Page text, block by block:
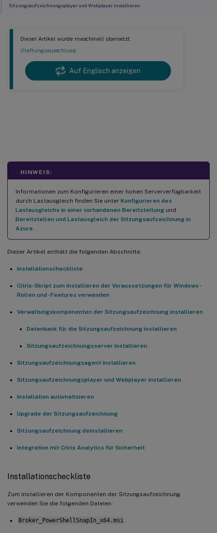
Dieser Artikel wurde maschinell übersetzt.
(Haftungsausschluss)
Auf Englisch anzeigen
HINWEIS:
Informationen zum Konfigurieren einer hohen Serververfügbarkeit
durch Lastausgleich finden Sie unter Konfigurieren des
Lastausgleichs in einer vorhandenen Bereitstellung und
Bereitstellen und Lastausgleich der Sitzungsaufzeichnung in
Azure
Dieser Artikel enthält die folgenden Abschnitte:
Installationscheckliste
Citrix-Skript zum Installieren der Voraussetzungen für Windows-
Rollen und -Features verwenden
Verwaltungskomponenten der Sitzungsaufzeichnung installieren
Datenbank für die Sitzungsaufzeichnung installieren
Sitzungsaufzeichnungsserver installieren
Sitzungsaufzeichnungsagent installieren
Sitzungsaufzeichnungsplayer und Webplayer installieren
Installation automatisieren
Upgrade der Sitzungsaufzeichnung
Sitzungsaufzeichnung deinstallieren
Integration mit Citrix Analytics für Sicherheit
Installationscheckliste
Zum Installieren der Komponenten der Sitzungsaufzeichnung
verwenden Sie die folgenden Dateien:
Broker_PowerShellSnapIn_x64.msi
Sitzungsaufzeichnungsplayer und Webplayer installieren
Bereitstellen der Datenbank für die Sitzungsaufzeichnung in Cloud-SQL-
Datenbankdiensten
Sitzungsaufzeichnung deinstallieren